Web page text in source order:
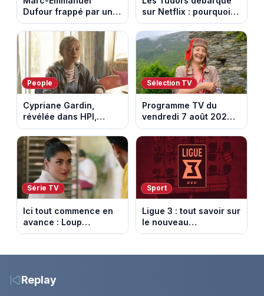
Dufour frappé par un
terrible incendie : son
chalet part en fumée
sur Netflix : pourquoi la
série n’a rien perdu de
son pouvoir
People
Cypriane Gardin,
révélée dans HPI,
lance une cagnotte
après des difficultés
financières
Sélection TV
Programme TV du
vendredi 7 août 2026 :
notre sélection pour
votre soirée télé
Série TV
Ici tout commence en
avance : Loup
découvre la trahison
10 août 2026 (spoiler)
Sport
Ligue 3 : tout savoir sur
le nouveau
championnat qui
Replay